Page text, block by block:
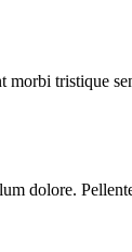
tristique
dolore.